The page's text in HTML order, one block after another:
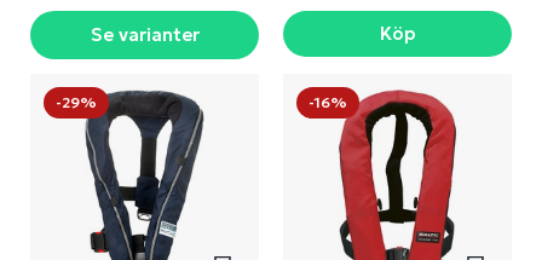
Se varianter Köp
-29% -16%